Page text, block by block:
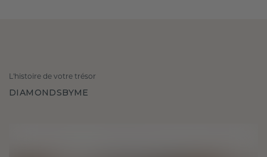
L'histoire de votre trésor
DIAMONDSBYME